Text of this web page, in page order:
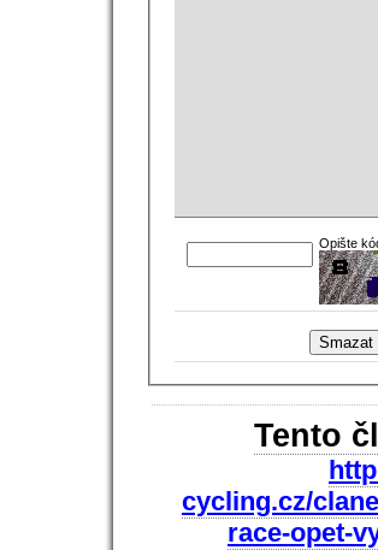
Opište
Tento
cycling.cz/
race-opet-